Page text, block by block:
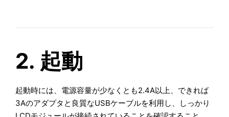
2. 起動
起動時には、電源容量が少なくとも2.4A以上、できれば
3Aのアダプタと良質なUSBケーブルを利用し、しっかり